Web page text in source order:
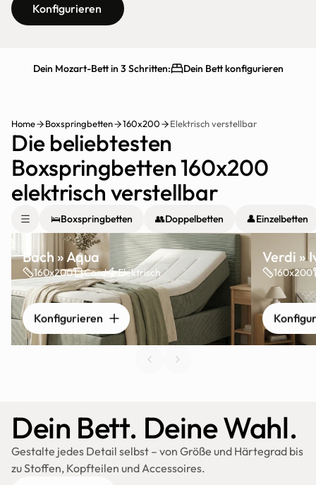
Konfigurieren
Dein Mozart-Bett in 3 Schritten:
Dein Bett konfigurieren
Home Boxspringbetten 160x200 Elektrisch verstellbar
Die beliebtesten
Boxspringbetten 160x200
elektrisch verstellbar
🛌Boxspringbetten 👥Doppelbetten 👤Einzelbetten
Bach » Aqua
160x200 Cord Elektrisch
Konfigurieren
Verdi »
160x200
Dein Bett. Deine Wahl.
Gestalte jedes Detail selbst – von Größe und Härtegrad bis
zu Stoffen, Kopfteilen und Accessoires.